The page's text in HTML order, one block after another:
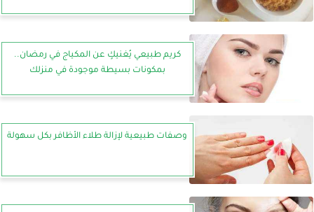
كريم طبيعي يُغنيكٍ عن المكياج في رمضان..
بمكونات بسيطة موجودة في منزلك
وصفات طبيعية لإزالة طلاء الأظافر بكل سهولة